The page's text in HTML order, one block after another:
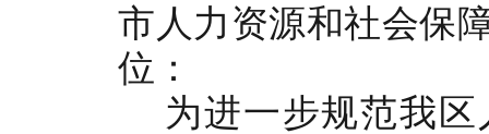
市人力资源和社会保
位：
为进一步规范我